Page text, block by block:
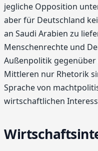
jegliche Opposition
aber für Deutschland
an Saudi Arabien zu
Menschenrechte und
Außenpolitik
Mittleren nur Rhetorik
Sprache von
wirtschaftlichen